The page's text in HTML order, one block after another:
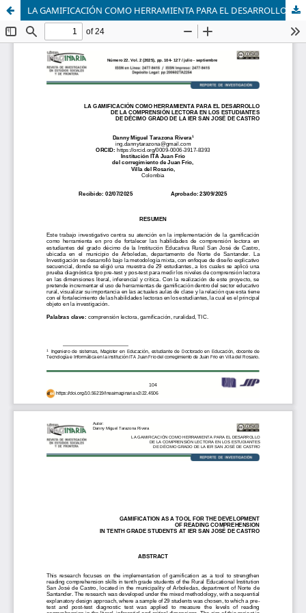
LA GAMIFICACIÓN COMO HERRAMIENTA PARA EL DESARROLLO DE LA COMPRENSIÓN LECTORA EN LOS ESTUDIANTES DE DÉCIMO GRADO DE LA IER SAN JOSÉ DE CASTRO